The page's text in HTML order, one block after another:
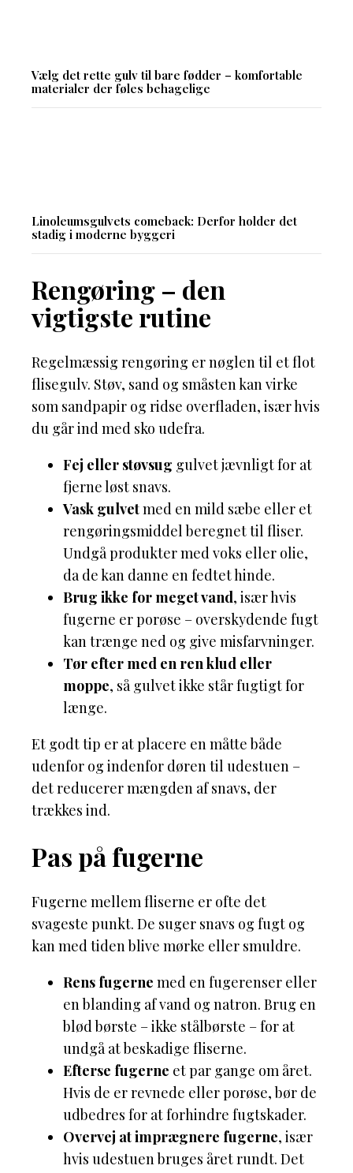
Vælg det rette gulv til bare fødder – komfortable
materialer der føles behagelige
Linoleumsgulvets comeback: Derfor holder det
stadig i moderne byggeri
Rengøring – den
vigtigste rutine
Regelmæssig rengøring er nøglen til et flot
flisegulv. Støv, sand og småsten kan virke
som sandpapir og ridse overfladen, især hvis
du går ind med sko udefra.
Fej eller støvsug gulvet jævnligt for at
fjerne løst snavs.
Vask gulvetmed en mild sæbe eller et
rengøringsmiddel beregnet til fliser.
Undgå produkter med voks eller olie,
da de kan danne en fedtet hinde.
Brug ikke for meget vand, især hvis
fugerne er porøse – overskydende fugt
kan trænge ned og give misfarvninger.
Tør efter med en ren klud eller
moppe, så gulvet ikke står fugtigt for
længe.
Et godt tip er at placere en måtte både
udenfor og indenfor døren til udestuen –
det reducerer mængden af snavs, der
trækkes ind.
Pas på fugerne
Fugerne mellem fliserne er ofte det
svageste punkt. De suger snavs og fugt og
kan med tiden blive mørke eller smuldre.
Rens fugerne med en fugerenser eller
en blanding af vand og natron. Brug en
blød børste – ikke stålbørste – for at
undgå at beskadige fliserne.
Efterse fugerne et par gange om året.
Hvis de er revnede eller porøse, bør de
udbedres for at forhindre fugtskader.
Overvej at imprægnere fugerne, især
hvis udestuen bruges året rundt. Det